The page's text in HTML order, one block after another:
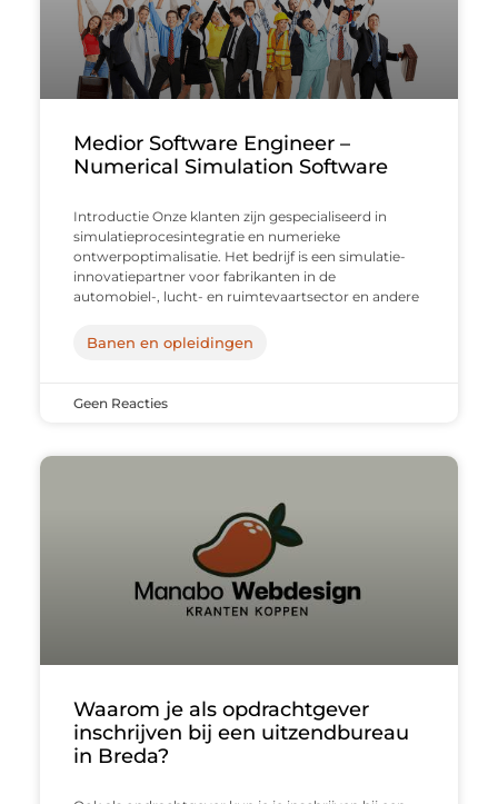
Medior Software Engineer –
Numerical Simulation Software
Introductie Onze klanten zijn gespecialiseerd in
simulatieprocesintegratie en numerieke
ontwerpoptimalisatie. Het bedrijf is een simulatie-
innovatiepartner voor fabrikanten in de
automobiel-, lucht- en ruimtevaartsector en andere
Banen en opleidingen
Geen Reacties
Waarom je als opdrachtgever
inschrijven bij een uitzendbureau
in Breda?